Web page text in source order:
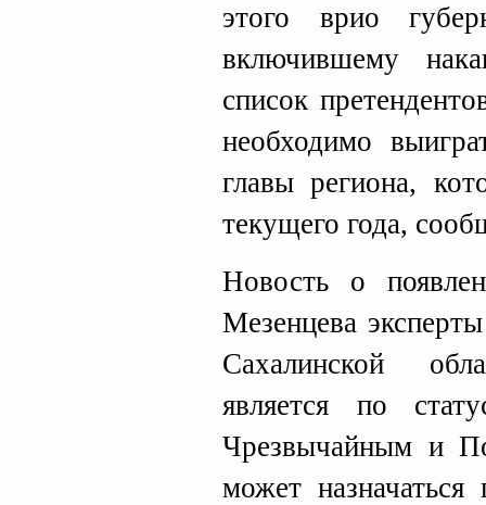
этого врио
включившему
список
необходимо
главы региона,
текущего года,
Новость о
Мезенцева
Сахалинской
является по
Чрезвычайным и
может